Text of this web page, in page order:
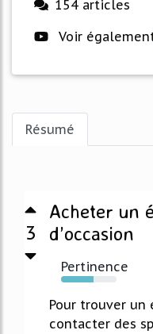
154 articles
Voir
Résumé
3
Acheter un
d’occasion
Pertinence
59%
Pour trouver
contacter des